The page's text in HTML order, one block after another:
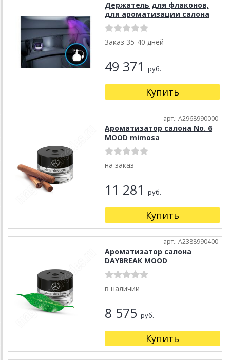
Держатель для флаконов,
для ароматизации салона
Заказ 35-40 дней
49 371 руб.
Купить
арт.: A2968990000
Ароматизатор салона No. 6
MOOD mimosa
на заказ
11 281 руб.
Купить
арт.: A2388990400
Ароматизатор салона
DAYBREAK MOOD
в наличии
8 575 руб.
Купить